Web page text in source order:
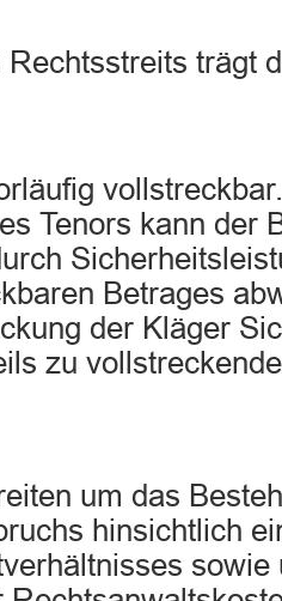
Rechtsstreits trägt
Tenors kann der
Betrages
der Kläger
zu
um das
hinsichtlich
sowie